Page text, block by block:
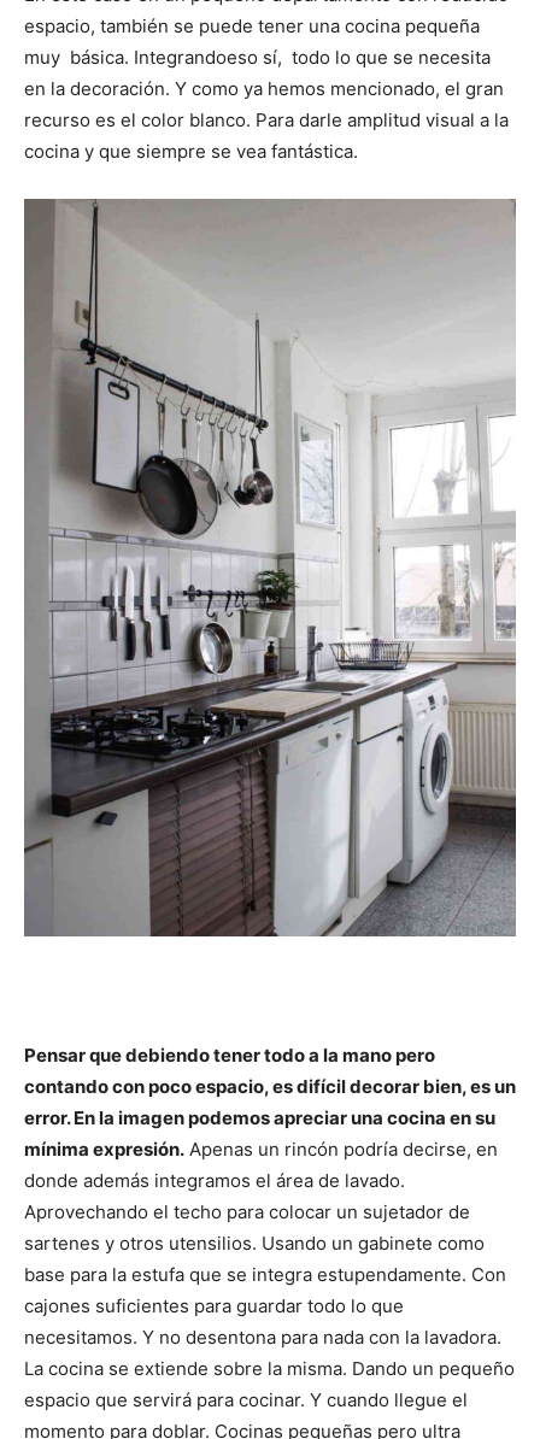
espacio, también se puede tener una cocina pequeña
muy básica. Integrandoeso sí, todo lo que se necesita
en la decoración. Y como ya hemos mencionado, el gran
recurso es el color blanco. Para darle amplitud visual a la
cocina y que siempre se vea fantástica.
Pensar que debiendo tener todo a la mano pero
contando con poco espacio, es difícil decorar bien, es un
error. En la imagen podemos apreciar una cocina en su
mínima expresión. Apenas un rincón podría decirse, en
donde además integramos el área de lavado.
Aprovechando el techo para colocar un sujetador de
sartenes y otros utensilios. Usando un gabinete como
base para la estufa que se integra estupendamente. Con
cajones suficientes para guardar todo lo que
necesitamos. Y no desentona para nada con la lavadora.
La cocina se extiende sobre la misma. Dando un pequeño
espacio que servirá para cocinar. Y cuando llegue el
momento para doblar. Cocinas pequeñas pero ultra